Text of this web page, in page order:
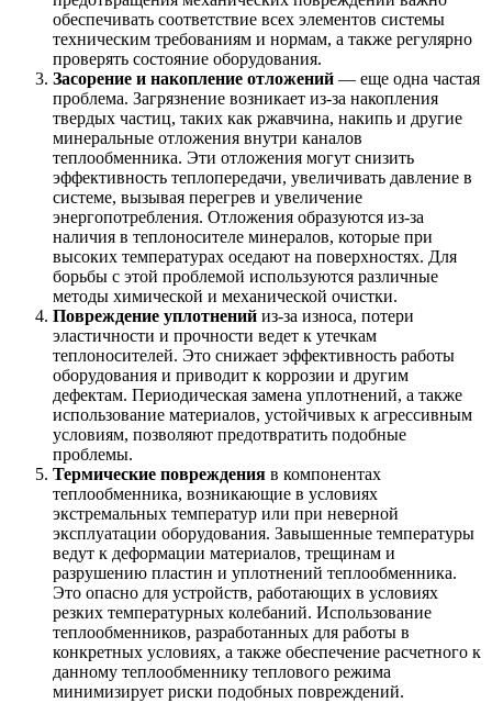
обеспечивать соответствие всех элементов системы
техническим требованиям и нормам, а также регулярно
проверять состояние оборудования.
Засорение и накопление отложений — еще одна частая
проблема. Загрязнение возникает из-за накопления
твердых частиц, таких как ржавчина, накипь и другие
минеральные отложения внутри каналов
теплообменника. Эти отложения могут снизить
эффективность теплопередачи, увеличивать давление в
системе, вызывая перегрев и увеличение
энергопотребления. Отложения образуются из-за
наличия в теплоносителе минералов, которые при
высоких температурах оседают на поверхностях. Для
борьбы с этой проблемой используются различные
методы химической и механической очистки.
Повреждение уплотнений из-за износа, потери
эластичности и прочности ведет к утечкам
теплоносителей. Это снижает эффективность работы
оборудования и приводит к коррозии и другим
дефектам. Периодическая замена уплотнений, а также
использование материалов, устойчивых к агрессивным
условиям, позволяют предотвратить подобные
проблемы.
Термические повреждения в компонентах
теплообменника, возникающие в условиях
экстремальных температур или при неверной
эксплуатации оборудования. Завышенные температуры
ведут к деформации материалов, трещинам и
разрушению пластин и уплотнений теплообменника.
Это опасно для устройств, работающих в условиях
резких температурных колебаний. Использование
теплообменников, разработанных для работы в
конкретных условиях, а также обеспечение расчетного к
данному теплообменнику теплового режима
минимизирует риски подобных повреждений.